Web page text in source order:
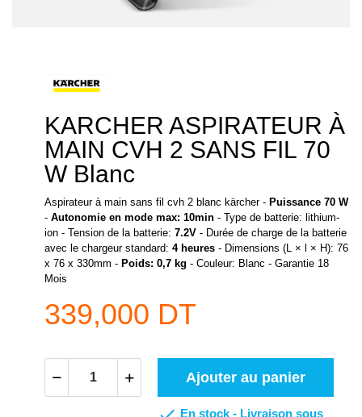
KARCHER ASPIRATEUR À
MAIN CVH 2 SANS FIL 70
W Blanc
Aspirateur à main sans fil cvh 2 blanc kärcher - Puissance 70 W
- Autonomie en mode max: 10min - Type de batterie: lithium-
ion - Tension de la batterie: 7.2V - Durée de charge de la batterie
avec le chargeur standard: 4 heures - Dimensions (L × l × H): 76
x 76 x 330mm - Poids: 0,7 kg - Couleur: Blanc - Garantie 18
Mois
339,000 DT
Ajouter au panier
En stock - Livraison sous